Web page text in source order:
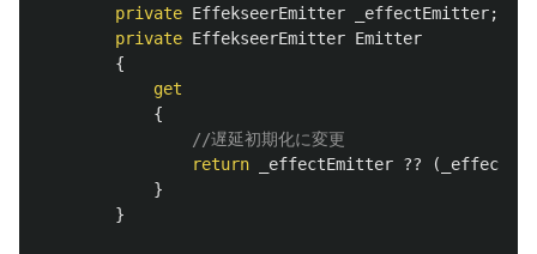
private EffekseerEmitter _effectEmitter;
private EffekseerEmitter Emitter
{
get
{
//遅延初期化に変更
return
_effectEmitter ?? (
}
}